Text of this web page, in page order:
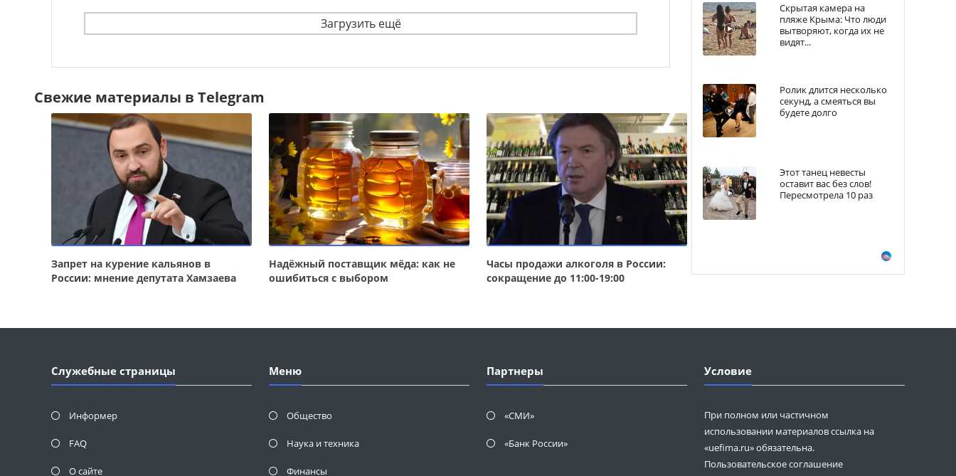
Загрузить ещё
Свежие материалы в Telegram
Запрет на курение кальянов в
России: мнение депутата Хамзаева
Надёжный поставщик мёда: как не
ошибиться с выбором
Часы продажи алкоголя в России:
сокращение до 11:00-19:00
Скрытая камера на
пляже Крыма: Что люди
вытворяют, когда их не
видят...
Ролик длится несколько
секунд, а смеяться вы
будете долго
Этот танец невесты
оставит вас без слов!
Пересмотрела 10 раз
Служебные страницы
Информер
FAQ
О сайте
Меню
Общество
Наука и техника
Финансы
Партнеры
«СМИ»
«Банк России»
Условие
При полном или частичном
использовании материалов ссылка на
«uefima.ru» обязательна.
Пользовательское соглашение